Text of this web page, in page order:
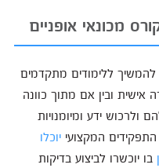
מכונאי אופניים
להמשיך ללימודים מתקדמים
אישית ובין אם מתוך כוונה
ידע ומיומנויות
המקצועי יוכלו
בו יוכשרו לביצוע בדיקות